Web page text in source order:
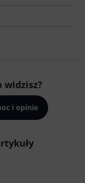
widzisz?
i opinie